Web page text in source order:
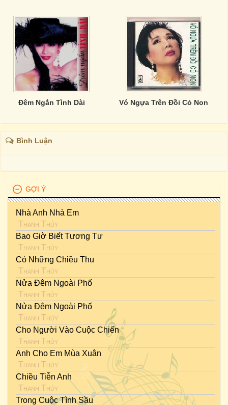
Đêm Ngắn Tình Dài Vó Ngựa Trên Đồi Cỏ Non
Bình Luận
GỢI Ý
Nhà Anh Nhà Em
Thanh Thúy
Bao Giờ Biết Tương Tư
Thanh Thúy
Có Những Chiều Thu
Thanh Thúy
Nửa Đêm Ngoài Phố
Thanh Thúy
Nửa Đêm Ngoài Phố
Thanh Thúy
Cho Người Vào Cuộc Chiến
Thanh Thúy
Anh Cho Em Mùa Xuân
Thanh Thúy
Chiều Tiễn Anh
Thanh Thúy
Trong Cuộc Tình Sầu